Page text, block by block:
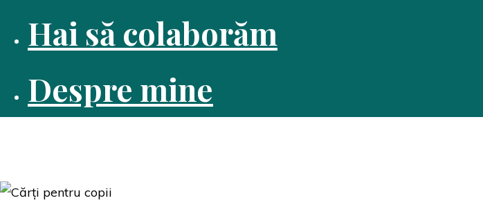
Hai să colaborăm
Despre mine